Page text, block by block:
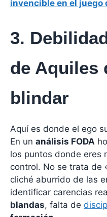
invencible en el juego
3.
de Aquiles
blindar
Aquí es donde el ego
En un análisis FODA
los puntos donde eres
control. No se trata de
cliché aburrido de las
identificar carencias
blandas, falta de